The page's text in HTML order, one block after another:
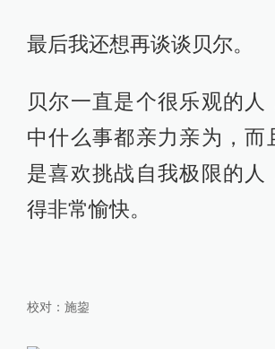
最后我还想再谈谈贝尔。
贝尔一直是个很乐观的人
中什么事都亲力亲为，而
是喜欢挑战自我极限的人
得非常愉快。
校对： 施鋆